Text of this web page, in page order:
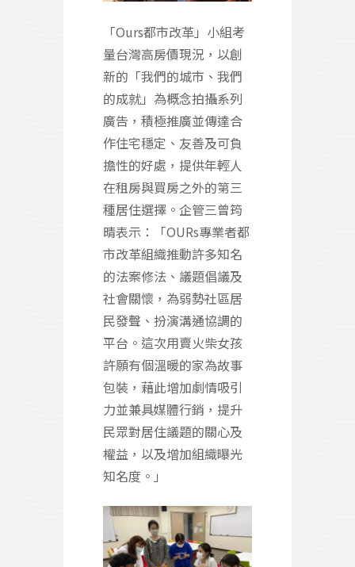
「Ours都市改革」小組考
量台灣高房價現況，以創
新的「我們的城市、我們
的成就」為概念拍攝系列
廣告，積極推廣並傳達合
作住宅穩定、友善及可負
擔性的好處，提供年輕人
在租房與買房之外的第三
種居住選擇。企管三曾筠
晴表示：「OURs專業者都
市改革組織推動許多知名
的法案修法、議題倡議及
社會關懷，為弱勢社區居
民發聲、扮演溝通協調的
平台。這次用賣火柴女孩
許願有個溫暖的家為故事
包裝，藉此增加劇情吸引
力並兼具媒體行銷，提升
民眾對居住議題的關心及
權益，以及增加組織曝光
知名度。」